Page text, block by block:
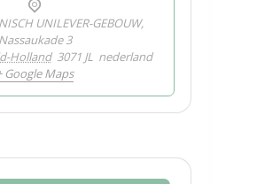
UNILEVER-GEBOUW,
Nassaukade 3
Holland 3071 JL nederland
Google Maps